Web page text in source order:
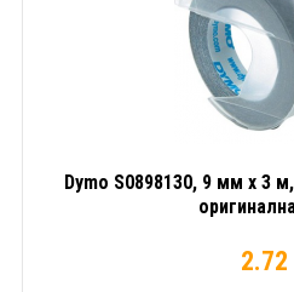
Dymo S0898130, 9 мм x 3
2.72